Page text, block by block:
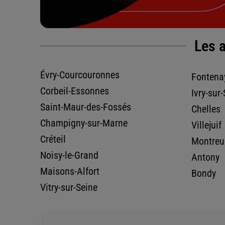
77000 MELUN
Note de 4.4 sur 5
(Google) 37 avis
Voir la fiche
18.43
ASSURANCES ET CONSEILS
40 AVE ALBERT BEAUFILS
77310 ST FARGEAU PONTHIERRY
Ouvert 10:00 - 12:30 et 14:00 - 18:00
01 60 65 37 53 Voir la fiche
Les
Évry-Courcouronnes
Corbeil-Essonnes
Saint-Maur-des-Fossés
Champigny-sur-Marne
Créteil
Noisy-le-Grand
Maisons-Alfort
Vitry-sur-Seine
Ivry-
Chelles
Villejuif
Antony
Bondy